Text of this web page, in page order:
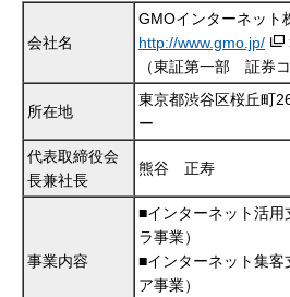
会社名
GMOインターネッ
http://www.gmo.jp/
（東証第一部 証券
所在地
東京都渋谷区桜丘町
ー
代表取締役会
長兼社長
熊谷 正寿
事業内容
■インターネット活用
ラ事業）
■インターネット集客
ア事業）